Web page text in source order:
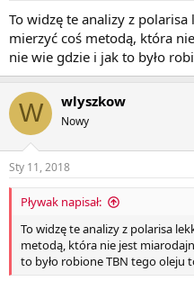
To widzę te analizy z
mierzyć coś metodą, która
nie wie gdzie i jak to było
W wlyszkow
Nowy
Sty 11, 2018
Pływak napisał:
To widzę te analizy z polarisa
metodą, która nie jest
to było robione TBN tego oleju